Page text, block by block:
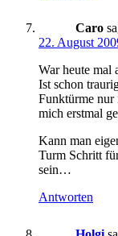
Caro
22. August
War heute mal
Ist schon
Funktürme nur
mich erstmal
Kann man
Turm Schritt
sein…
Antworten